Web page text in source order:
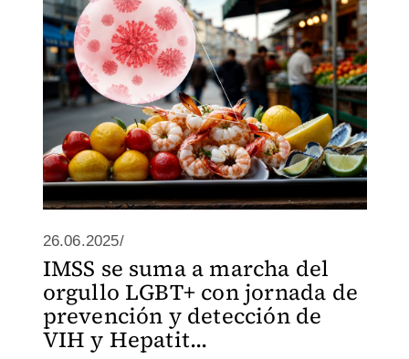
26.06.2025/
IMSS se suma a marcha del
orgullo LGBT+ con jornada de
prevención y detección de
VIH y Hepatit...